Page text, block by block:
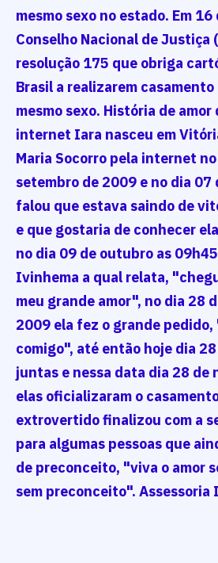
mesmo sexo no estado. Em 16
Conselho Nacional de Justiça
resolução 175 que obriga
Brasil a realizarem
mesmo sexo. História de amor
internet Iara nasceu em
Maria Socorro pela internet
setembro de 2009 e no dia 07
falou que estava saindo de
e que gostaria de conhecer
no dia 09 de outubro as
Ivinhema a qual relata,
meu grande amor", no dia 28
2009 ela fez o grande
comigo", até então hoje dia
juntas e nessa data dia 28 de
elas oficializaram o
extrovertido finalizou com a
para algumas pessoas que
de preconceito, "viva o amor
sem preconceito".